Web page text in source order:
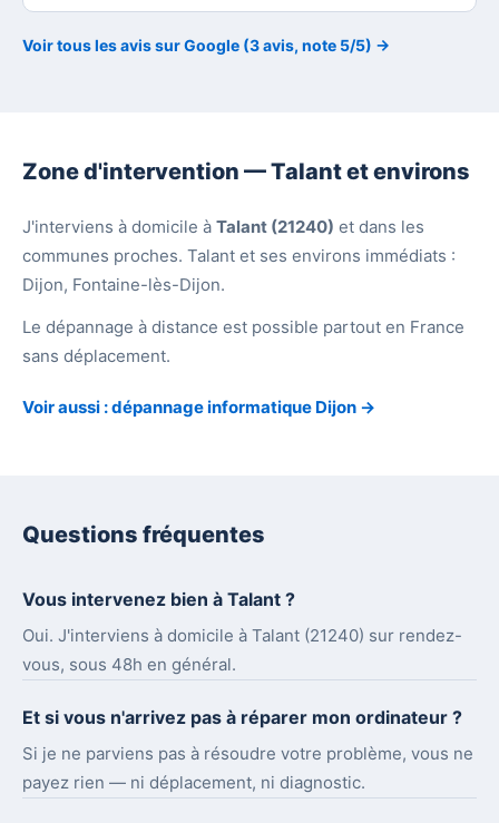
Voir tous les avis sur Google (3 avis, note 5/5) →
Zone d'intervention — Talant et environs
J'interviens à domicile à Talant (21240) et dans les
communes proches. Talant et ses environs immédiats :
Dijon, Fontaine-lès-Dijon.
Le dépannage à distance est possible partout en France
sans déplacement.
Voir aussi : dépannage informatique Dijon →
Questions fréquentes
Vous intervenez bien à Talant ?
Oui. J'interviens à domicile à Talant (21240) sur rendez-
vous, sous 48h en général.
Et si vous n'arrivez pas à réparer mon ordinateur ?
Si je ne parviens pas à résoudre votre problème, vous ne
payez rien — ni déplacement, ni diagnostic.